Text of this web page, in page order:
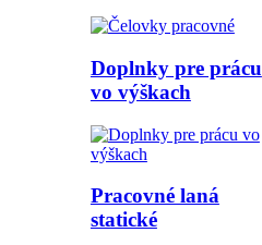
Doplnky pre prácu
vo výškach
Pracovné laná
statické